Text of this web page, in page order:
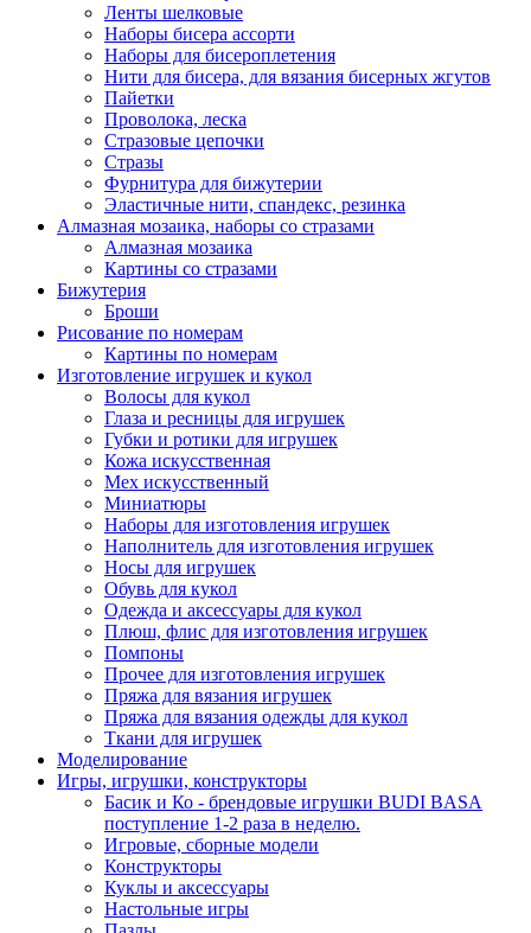
Ленты шелковые
Наборы бисера ассорти
Наборы для бисероплетения
Нити для бисера, для вязания бисерных жгутов
Пайетки
Проволока, леска
Стразовые цепочки
Стразы
Фурнитура для бижутерии
Эластичные нити, спандекс, резинка
Алмазная мозаика, наборы со стразами
Алмазная мозаика
Картины co стразами
Бижутерия
Броши
Рисование по номерам
Картины по номерам
Изготовление игрушек и кукол
Волосы для кукол
Глаза и ресницы для игрушек
Губки и ротики для игрушек
Кожа искусственная
Мех искусственный
Миниатюры
Наборы для изготовления игрушек
Наполнитель для изготовления игрушек
Носы для игрушек
Обувь для кукол
Одежда и аксессуары для кукол
Плюш, флис для изготовления игрушек
Помпоны
Прочее для изготовления игрушек
Пряжа для вязания игрушек
Пряжа для вязания одежды для кукол
Ткани для игрушек
Моделирование
Игры, игрушки, конструкторы
Басик и Ко - брендовые игрушки BUDI BASA
поступление 1-2 раза в неделю.
Игровые, сборные модели
Конструкторы
Куклы и аксессуары
Настольные игры